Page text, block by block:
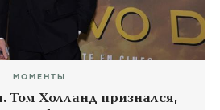
МОМЕНТЫ
Том Холланд признался,